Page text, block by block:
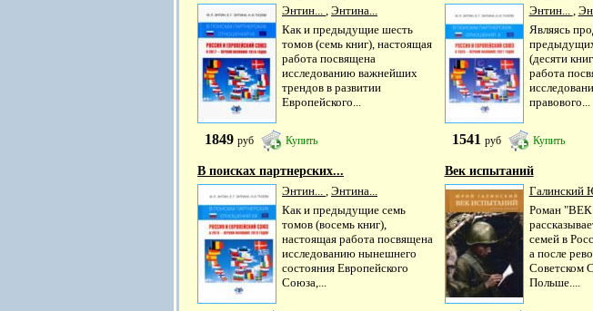
Энтин... , Энтина...
Как и предыдущие шесть
томов (семь книг), настоящая
работа посвящена
исследованию важнейших
трендов в развитии
Европейского...
1849 руб Купить
Энтин... ,
Являясь
(десяти
работа
правового...
1541 руб Купить
В поисках партнерских...
Энтин... , Энтина...
Как и предыдущие семь
томов (восемь книг),
настоящая работа посвящена
исследованию нынешнего
состояния Европейского
Союза,...
Век испытаний
Галинский
Роман
семей в
а после
Советском
Польше....